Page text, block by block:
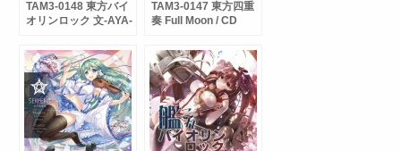
TAM3-0148 東方バイ
オリンロック 文-AYA-
TAM3-0147 東方四重
奏 Full Moon / CD